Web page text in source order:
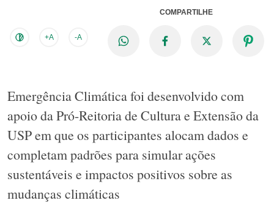
+A -A
COMPARTILHE
Emergência Climática foi desenvolvido com
apoio da Pró-Reitoria de Cultura e Extensão da
USP em que os participantes alocam dados e
completam padrões para simular ações
sustentáveis e impactos positivos sobre as
mudanças climáticas